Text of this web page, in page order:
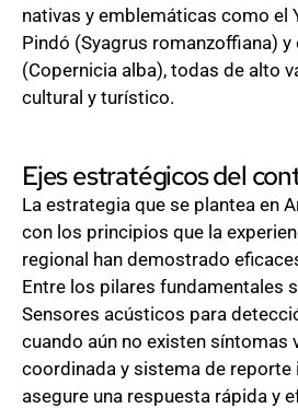
nativas y emblemáticas como el
Pindó (Syagrus romanzoffiana) y
(Copernicia alba), todas de alto
cultural y turístico.
Ejes estratégicos del
La estrategia que se plantea en
con los principios que la
regional han demostrado
Entre los pilares fundamentales
Sensores acústicos para
cuando aún no existen síntomas
coordinada y sistema de reporte
asegure una respuesta rápida y